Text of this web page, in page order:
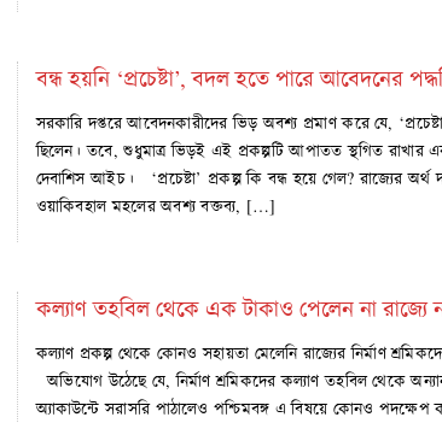
বন্ধ হয়নি ‘প্রচেষ্টা’, বদল হতে পারে আবেদনের
সরকারি দপ্তরে আবেদনকারীদের ভিড় অবশ্য প্রমাণ করে যে,
ছিলেন। তবে, শুধুমাত্র ভিড়ই এই প্রকল্পটি আপাতত স্থগিত
দেবাশিস আইচ। ‘প্রচেষ্টা’ প্রকল্প কি বন্ধ হয়ে গেল? রাজ্যের
ওয়াকিবহাল মহলের অবশ্য বক্তব্য, […]
কল্যাণ তহবিল থেকে এক টাকাও পেলেন না রাজ্যে
কল্যাণ প্রকল্প থেকে কোনও সহায়তা মেলেনি রাজ্যের নির্মাণ
অভিযোগ উঠেছে যে, নির্মাণ শ্রমিকদের কল্যাণ তহবিল থেকে
অ্যাকাউন্টে সরাসরি পাঠালেও পশ্চিমবঙ্গ এ বিষয়ে কোনও পদক্ষেপ